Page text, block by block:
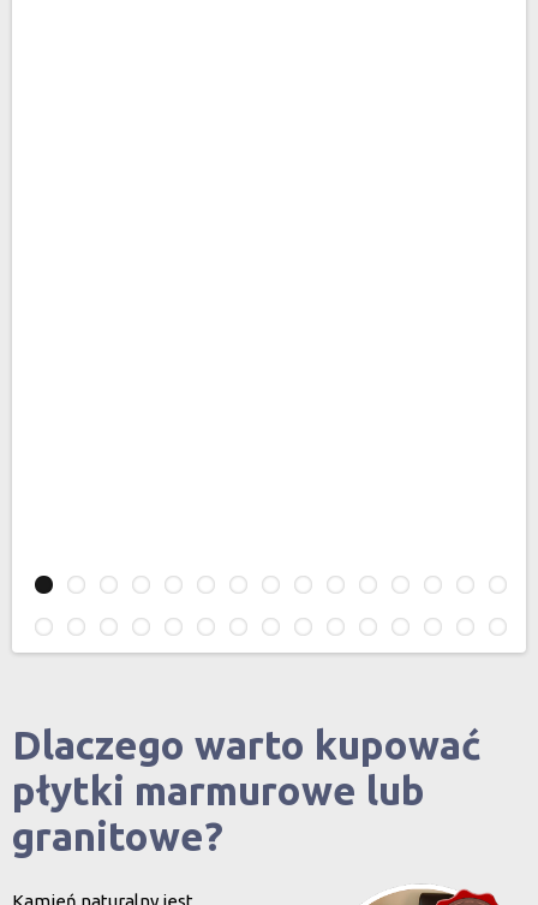
Dlaczego warto kupować
płytki marmurowe lub
granitowe?
Kamień naturalny jest